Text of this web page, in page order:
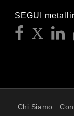
SEGUI
Chi Siamo